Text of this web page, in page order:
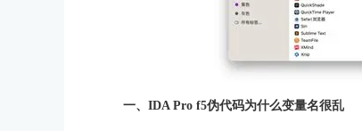
一、IDA Pro f5伪代码为什么变量名很乱